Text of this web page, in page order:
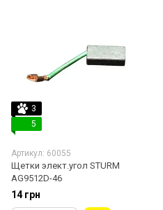
3
5
Артикул: 60055
Щетки элект.угол STURM
AG9512D-46
14 грн